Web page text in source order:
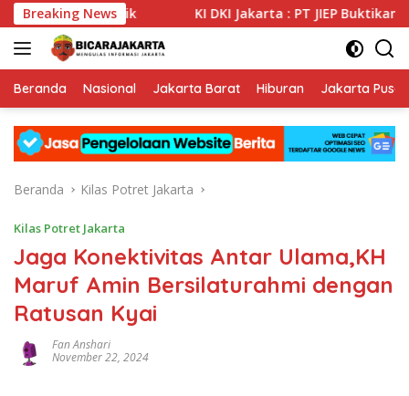
Langsung
ke
konten
Breaking News
Publik KI DKI Jakarta : PT JIEP Buktikan
Beranda Nasional Jakarta Barat Hiburan Jakarta Pusat
Beranda Kilas Potret Jakarta
Kilas Potret Jakarta
Jaga Konektivitas Antar Ulama,KH
Maruf Amin Bersilaturahmi dengan
Ratusan Kyai
Fan Anshari
November 22, 2024